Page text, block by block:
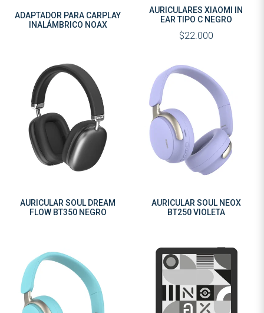
ADAPTADOR PARA CARPLAY
INALÁMBRICO NOAX
AURICULARES XIAOMI IN
EAR TIPO C NEGRO
$22.000
AURICULAR SOUL DREAM
FLOW BT350 NEGRO
AURICULAR SOUL NEOX
BT250 VIOLETA